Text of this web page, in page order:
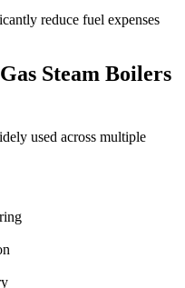
reduce fuel expenses
Steam Boilers
used across multiple